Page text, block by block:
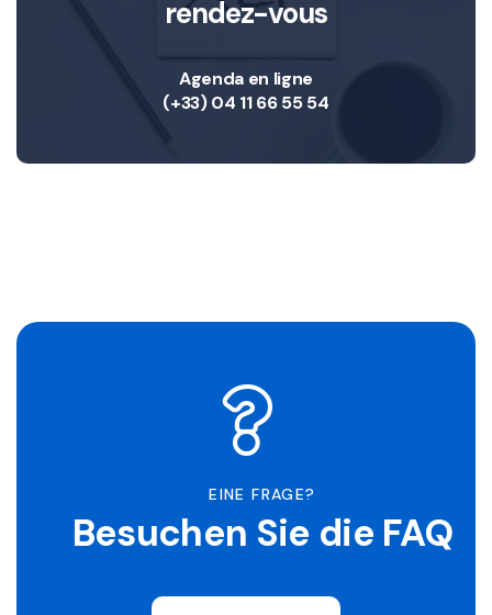
rendez-vous
Agenda en ligne
(+33) 04 11 66 55 54
EINE FRAGE?
Besuchen Sie die FAQ